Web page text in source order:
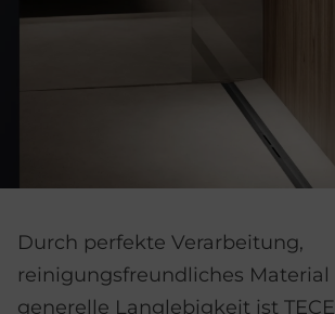
Durch perfekte Verarbeitung,
reinigungsfreundliches Material
generelle Langlebigkeit ist